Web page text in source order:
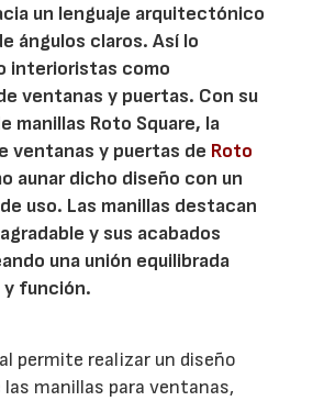
un lenguaje arquitectónico
ángulos claros. Así lo
interioristas como
ventanas y puertas. Con su
manillas Roto Square, la
ventanas y puertas de Roto
aunar dicho diseño con un
uso. Las manillas destacan
y sus acabados
una unión equilibrada
función.
permite realizar un diseño
manillas para ventanas,